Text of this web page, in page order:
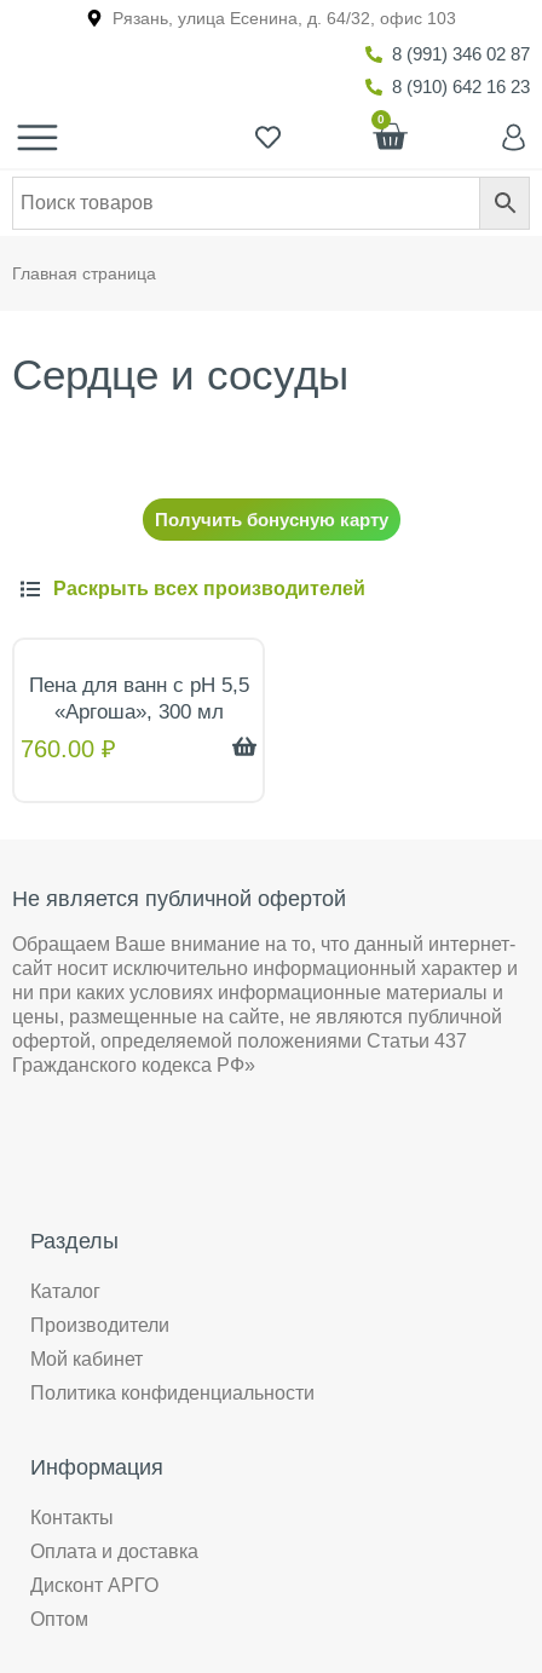
Рязань, улица Есенина, д. 64/32, офис 103
8 (991) 346 02 87
8 (910) 642 16 23
0
Главная страница
Сердце и сосуды
Получить бонусную карту
Раскрыть всех производителей
Пена для ванн с pH 5,5
«Аргоша», 300 мл
760.00 ₽
Не является публичной офертой
Обращаем Ваше внимание на то, что данный интернет-
сайт носит исключительно информационный характер и
ни при каких условиях информационные материалы и
цены, размещенные на сайте, не являются публичной
офертой, определяемой положениями Статьи 437
Гражданского кодекса РФ»
Разделы
Каталог
Производители
Мой кабинет
Политика конфиденциальности
Информация
Контакты
Оплата и доставка
Дисконт АРГО
Оптом